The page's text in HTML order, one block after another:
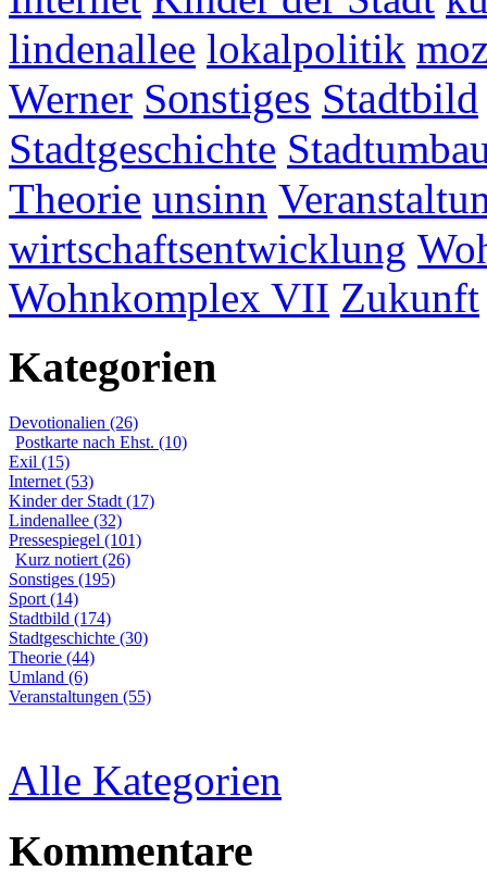
lindenallee lokalpolitik
Werner Sonstiges Stadtbild
Stadtgeschichte
Theorie unsinn
wirtschaftsentwicklung
Wohnkomplex VII Zukunft
Kategorien
Devotionalien (26)
Postkarte nach Ehst. (10)
Exil (15)
Internet (53)
Kinder der Stadt (17)
Lindenallee (32)
Pressespiegel (101)
Kurz notiert (26)
Sonstiges (195)
Sport (14)
Stadtbild (174)
Stadtgeschichte (30)
Theorie (44)
Umland (6)
Veranstaltungen (55)
Alle Kategorien
Kommentare